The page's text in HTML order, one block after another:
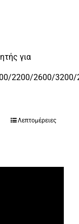
για
2200/2600/
Λεπτομέρειες